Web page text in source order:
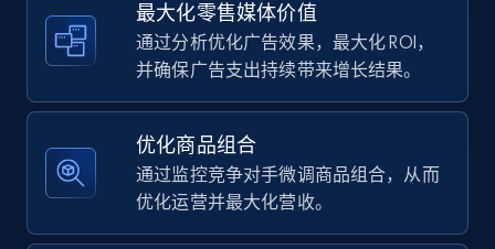
Walmart - products
URL, Final price, Sku, Currency, Gtin,
more.
5.6K+ 878+ 立即开始
最大化零售媒体价值
通过分析优化广告效果，最大化 ROI，
并确保广告支出持续带来增长结果。
优化商品组合
通过监控竞争对手微调商品组合，从而
优化运营并最大化营收。